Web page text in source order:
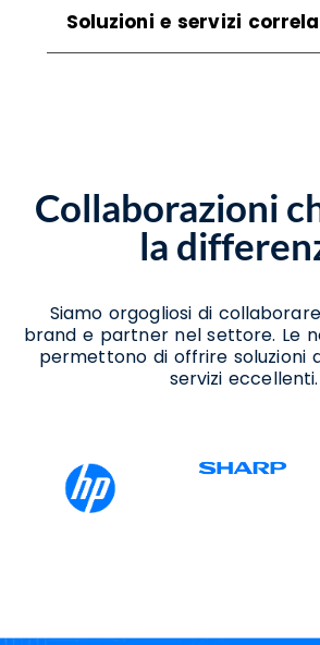
Soluzioni e servizi
Assistenza Server Caserta
Azienda Cybersecurity
Azienda Disaster
Consulenza Cloud
Consulenza Data Center
Consulenza Disaster
Consulenza Hosting
Consulenza Server Caserta
Realizzazione Piattaforme
Servizi Backup Caserta
Servizi Cloud Caserta
Servizi Server Caserta
Collaborazioni
la
Siamo orgogliosi di
brand e partner nel settore. Le
permettono di offrire soluzioni
servizi eccellenti.